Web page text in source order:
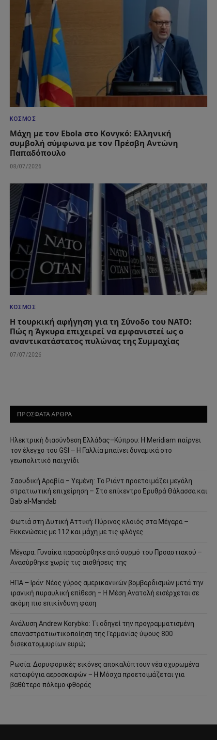
ΚΌΣΜΟΣ
Μάχη με τον Ebola στο Κονγκό: Ελληνική
συμβολή σύμφωνα με τον Πρέσβη Αντώνη
Παπαδόπουλο
08/07/2026
ΚΌΣΜΟΣ
Η τουρκική αφήγηση για τη Σύνοδο του ΝΑΤΟ:
Πώς η Άγκυρα επιχειρεί να εμφανιστεί ως ο
αναντικατάστατος πυλώνας της Συμμαχίας
07/07/2026
ΠΡΟΣΦΑΤΑ ΑΡΘΡΑ
Ηλεκτρική διασύνδεση Ελλάδας–Κύπρου: Η Meridiam παίρνει
τον έλεγχο του GSI – Η Γαλλία μπαίνει δυναμικά στο
γεωπολιτικό παιχνίδι
Σαουδική Αραβία – Υεμένη: Το Ριάντ προετοιμάζει μεγάλη
στρατιωτική επιχείρηση – Στο επίκεντρο Ερυθρά Θάλασσα και
Bab al-Mandab
Φωτιά στη Δυτική Αττική: Πύρινος κλοιός στα Μέγαρα –
Εκκενώσεις με 112 και μάχη με τις φλόγες
Μέγαρα: Γυναίκα παρασύρθηκε από συρμό του Προαστιακού –
Ανασύρθηκε χωρίς τις αισθήσεις της
ΗΠΑ – Ιράν: Νέος γύρος αμερικανικών βομβαρδισμών μετά την
ιρανική πυραυλική επίθεση – Η Μέση Ανατολή εισέρχεται σε
ακόμη πιο επικίνδυνη φάση
Ανάλυση Andrew Korybko: Τι οδηγεί την προγραμματισμένη
επαναστρατιωτικοποίηση της Γερμανίας ύψους 800
δισεκατομμυρίων ευρώ;
Ρωσία: Δορυφορικές εικόνες αποκαλύπτουν νέα οχυρωμένα
καταφύγια αεροσκαφών – Η Μόσχα προετοιμάζεται για
βαθύτερο πόλεμο φθοράς